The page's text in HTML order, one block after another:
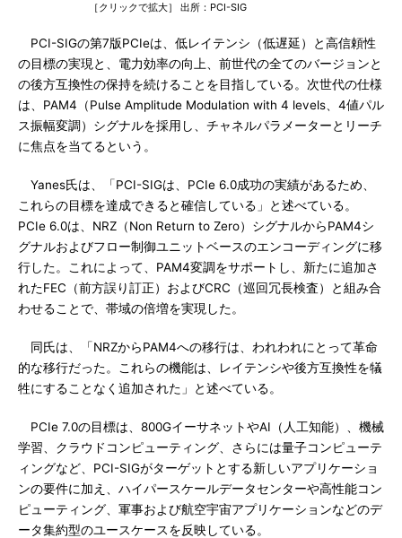
［クリックで拡大］ 出所：PCI-SIG
PCI-SIGの第7版PCIeは、低レイテンシ（低遅延）と高信頼性
の目標の実現と、電力効率の向上、前世代の全てのバージョンと
の後方互換性の保持を続けることを目指している。次世代の仕様
は、PAM4（Pulse Amplitude Modulation with 4 levels、4値パル
ス振幅変調）シグナルを採用し、チャネルパラメーターとリーチ
に焦点を当てるという。
Yanes氏は、「PCI-SIGは、PCIe 6.0成功の実績があるため、
これらの目標を達成できると確信している」と述べている。
PCIe 6.0は、NRZ（Non Return to Zero）シグナルからPAM4シ
グナルおよびフロー制御ユニットベースのエンコーディングに移
行した。これによって、PAM4変調をサポートし、新たに追加さ
れたFEC（前方誤り訂正）およびCRC（巡回冗長検査）と組み合
わせることで、帯域の倍増を実現した。
同氏は、「NRZからPAM4への移行は、われわれにとって革命
的な移行だった。これらの機能は、レイテンシや後方互換性を犠
牲にすることなく追加された」と述べている。
PCIe 7.0の目標は、800GイーサネットやAI（人工知能）、機械
学習、クラウドコンピューティング、さらには量子コンピューテ
ィングなど、PCI-SIGがターゲットとする新しいアプリケーショ
ンの要件に加え、ハイパースケールデータセンターや高性能コン
ピューティング、軍事および航空宇宙アプリケーションなどのデ
ータ集約型のユースケースを反映している。